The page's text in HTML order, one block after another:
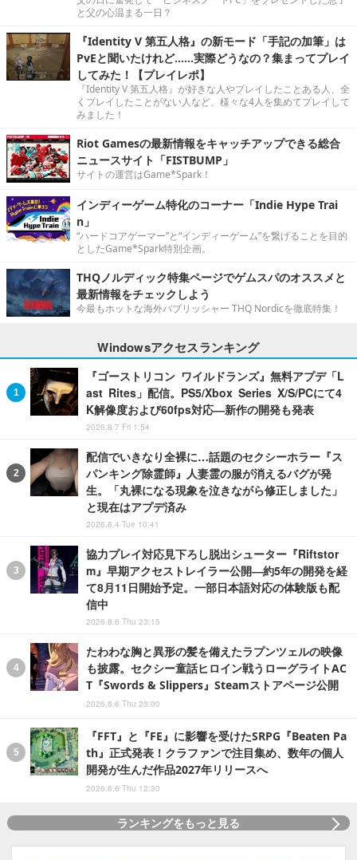
と父の心温まる一日？
『Identity V 第五人格』の新モード「手記の加筆」は
PvEと聞いたけれど……実際どうなの？集まってプレイ
してみた！【プレイレポ】
『Identity V 第五人格』が好きな人やプレイしたことある人、全
くプレイしたことがない人など、様々な4人を集めてプレイして
みました！
Riot Gamesの最新情報をキャッチアップできる総合
ニュースサイト「FISTBUMP」
サイトの運営はGame*Spark！
インディーゲーム特化のコーナー「Indie Hype Trai
n」
“ハードコアゲーマー”と“インディーゲーム”を繋げることを目的
としたGame*Spark特別企画。
THQノルディック特集ページでゲムスパのオススメと
最新情報をチェックしよう
今最もホットな海外パブリッシャー THQ Nordicを徹底特集！
Windowsアクセスランキング
『ゴーストリコン ワイルドランズ』無料アプデ「L
ast Rites」配信。PS5/Xbox Series X/S/PCにて4
K解像度および60fps対応―新作の開発も発表
2026.8.7 Fri 1:54
配信でいきなり全裸に…話題のセクシーホラー『ス
パンキング除霊師』人妻霊の服が消えるバグが発
生。「丸裸になる現象を泣きながら修正しました」
と現在はアプデ済み
2026.8.4 Tue 10:41
協力プレイ対応見下ろし脱出シューター『Riftstor
m』早期アクセストレイラー公開―約5年の開発を経
て8月11日開始予定。一部日本語対応の体験版も配
信中
2026.8.6 Thu 23:15
たわわな胸と異形の髪を備えたラプンツェルの映像
も披露。セクシー童話ヒロイン戦うローグライトAC
T『Swords & Slippers』Steamストアページ公開
2026.8.6 Thu 23:00
『FFT』と『FE』に影響を受けたSRPG『Beaten Pa
th』正式発表！クラファンで注目集め、数年の個人
開発が生んだ作品2027年リリースへ
2026.8.6 Thu 12:30
ランキングをもっと見る